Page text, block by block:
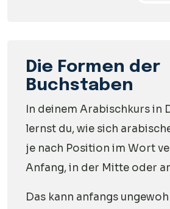
Die Formen der
Buchstaben
In deinem Arabischkurs in
lernst du, wie sich
je nach Position im Wort
Anfang, in der Mitte oder
Das kann anfangs